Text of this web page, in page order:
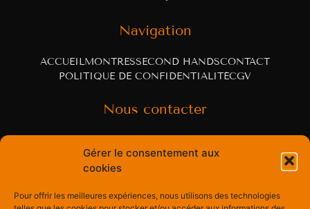
Gérer le consentement aux
cookies
Pour offrir les meilleures expériences, nous utilisons des technologies
Navigation
ACCUEILMONTRESSECOND HANDSCONTACT
POLITIQUE DE CONFIDENTIALITÉCGV
Nous contacter
3963 Crans-Montana, Switzerland
psaegesser@montresbijoux.ch